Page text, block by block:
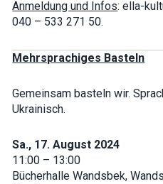
Anmeldung und Infos: ella-
040 – 533 271 50.
Mehrsprachiges Basteln
Gemeinsam basteln wir.
Ukrainisch.
Sa., 17. August 2024
11:00 – 13:00
Bücherhalle Wandsbek,